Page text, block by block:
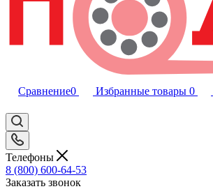
Сравнение0 Избранные товары 0
Телефоны
8 (800) 600-64-53
Заказать звонок